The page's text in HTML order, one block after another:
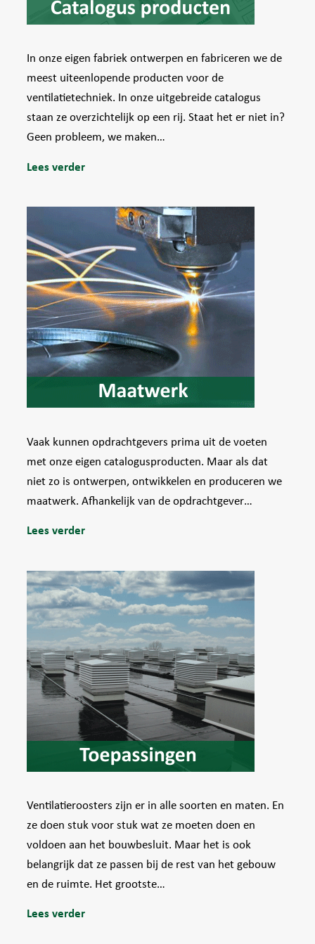
In onze eigen fabriek ontwerpen en fabriceren we de
meest uiteenlopende producten voor de
ventilatietechniek. In onze uitgebreide catalogus
staan ze overzichtelijk op een rij. Staat het er niet in?
Geen probleem, we maken…
Lees verder
Vaak kunnen opdrachtgevers prima uit de voeten
met onze eigen catalogusproducten. Maar als dat
niet zo is ontwerpen, ontwikkelen en produceren we
maatwerk. Afhankelijk van de opdrachtgever…
Lees verder
Ventilatieroosters zijn er in alle soorten en maten. En
ze doen stuk voor stuk wat ze moeten doen en
voldoen aan het bouwbesluit. Maar het is ook
belangrijk dat ze passen bij de rest van het gebouw
en de ruimte. Het grootste…
Lees verder